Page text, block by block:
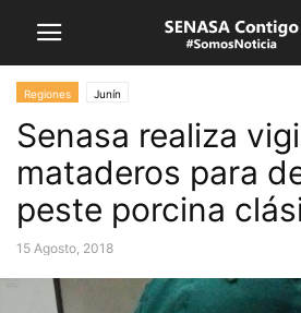
Regiones Junín
Senasa realiza
mataderos para
peste porcina
15 Agosto, 2018